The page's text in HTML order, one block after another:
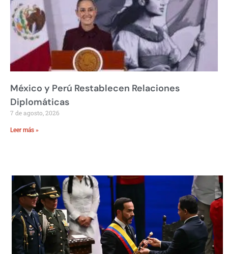
México y Perú Restablecen Relaciones
Diplomáticas
7 de agosto, 2026
Leer más »